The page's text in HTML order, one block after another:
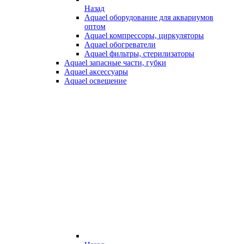
Назад
Aquael оборудование для аквариумов
оптом
Aquael компрессоры, циркуляторы
Aquael обогреватели
Aquael фильтры, стерилизаторы
Aquael запасные части, губки
Aquael аксессуары
Aquael освещение